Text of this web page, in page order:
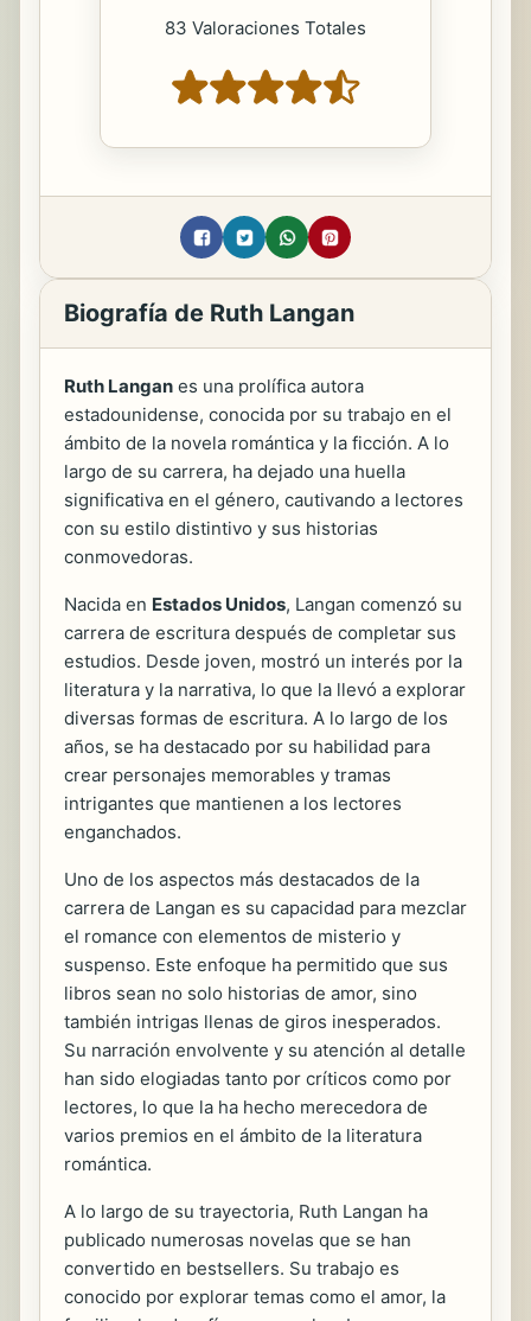
83 Valoraciones Totales
Biografía de Ruth Langan
Ruth Langan es una prolífica autora
estadounidense, conocida por su trabajo en el
ámbito de la novela romántica y la ficción. A lo
largo de su carrera, ha dejado una huella
significativa en el género, cautivando a lectores
con su estilo distintivo y sus historias
conmovedoras.
Nacida en Estados Unidos, Langan comenzó su
carrera de escritura después de completar sus
estudios. Desde joven, mostró un interés por la
literatura y la narrativa, lo que la llevó a explorar
diversas formas de escritura. A lo largo de los
años, se ha destacado por su habilidad para
crear personajes memorables y tramas
intrigantes que mantienen a los lectores
enganchados.
Uno de los aspectos más destacados de la
carrera de Langan es su capacidad para mezclar
el romance con elementos de misterio y
suspenso. Este enfoque ha permitido que sus
libros sean no solo historias de amor, sino
también intrigas llenas de giros inesperados.
Su narración envolvente y su atención al detalle
han sido elogiadas tanto por críticos como por
lectores, lo que la ha hecho merecedora de
varios premios en el ámbito de la literatura
romántica.
A lo largo de su trayectoria, Ruth Langan ha
publicado numerosas novelas que se han
convertido en bestsellers. Su trabajo es
conocido por explorar temas como el amor, la